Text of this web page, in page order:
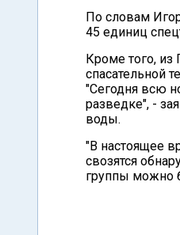
По словам
45 единиц
Кроме того, из
спасательной
"Сегодня всю
разведке", -
воды.
"В настоящее
свозятся
группы можно